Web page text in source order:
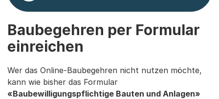
Baubegehren per Formular
einreichen
Wer das Online-Baubegehren nicht nutzen möchte,
kann wie bisher das Formular
«Baubewilligungspflichtige Bauten und Anlagen»